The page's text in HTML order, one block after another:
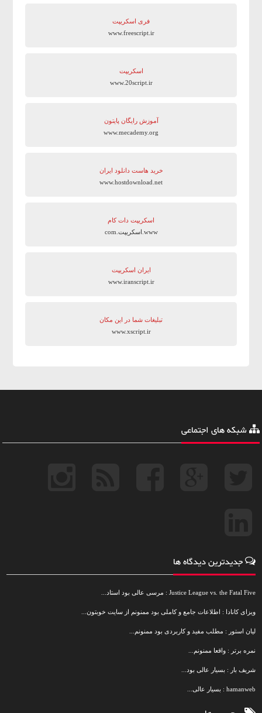
فری اسکریپت
www.freescript.ir
اسکریپت
www.20script.ir
آموزش رایگان پایتون
www.mecademy.org
خرید هاست دانلود ایران
www.hostdownload.net
اسکریپت دات کام
www.اسکریپت.com
ایران اسکریپت
www.iranscript.ir
تبلیغات شما در این مکان
www.xscript.ir
شبکه های اجتماعی
جدیدترین دیدگاه ها
Justice League vs. the Fatal Five : مرسی عالی بود استاد...
ویزای کانادا : اطلاعات جامع و کاملی بود ممنونم از سایت خوبتون...
لیان استور : مطلب مفید و کاربردی بود ممنونم...
نمره برتر : واقعا ممنونم...
شریف بار : بسیار عالی بود...
hamanweb : بسیار عالی...